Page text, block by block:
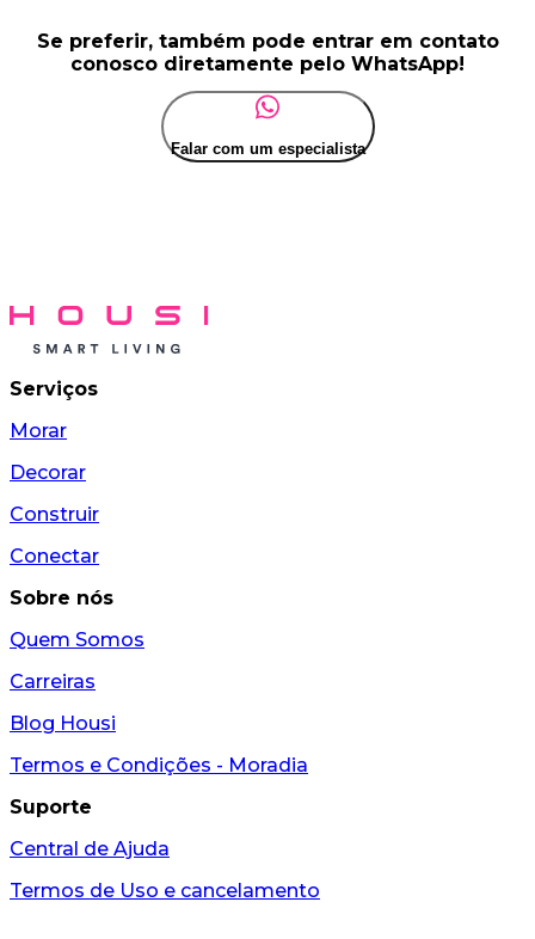
Se preferir, também pode entrar em contato
conosco diretamente pelo WhatsApp!
Falar com um especialista
Serviços
Morar
Decorar
Construir
Conectar
Sobre nós
Quem Somos
Carreiras
Blog Housi
Termos e Condições - Moradia
Suporte
Central de Ajuda
Termos de Uso e cancelamento